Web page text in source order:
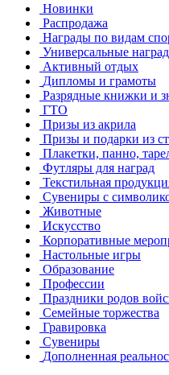
Новинки
Распродажа
Награды по видам
Универсальные
Активный отдых
Дипломы и грамоты
Разрядные книжки и
ГТО
Призы из акрила
Призы и подарки из
Плакетки, панно,
Футляры для наград
Текстильная
Сувениры с
Животные
Искусство
Корпоративные
Настольные игры
Образование
Профессии
Праздники родов
Семейные торжества
Гравировка
Сувениры
Дополненная